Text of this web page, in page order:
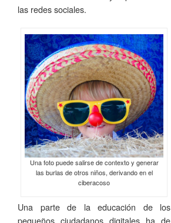
las redes sociales.
Una foto puede salirse de contexto y generar
las burlas de otros niños, derivando en el
ciberacoso
Una parte de la educación de los
pequeños ciudadanos digitales ha de